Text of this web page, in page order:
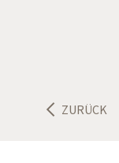
ZURÜCK